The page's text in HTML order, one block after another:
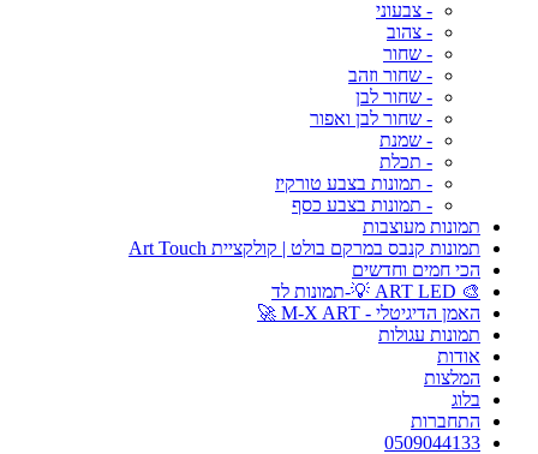
- צבעוני
- צהוב
- שחור
- שחור וזהב
- שחור לבן
- שחור לבן ואפור
- שמנת
- תכלת
- תמונות בצבע טורקיז
- תמונות בצבע כסף
תמונות מעוצבות
תמונות קנבס במרקם בולט | קולקציית Art Touch
הכי חמים וחדשים
🎨 ART LED 💡-תמונות לד
האמן הדיגיטלי - M-X ART 🚀
תמונות עגולות
אודות
המלצות
בלוג
התחברות
0509044133